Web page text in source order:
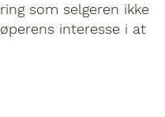
som selgeren ikke
interesse i at